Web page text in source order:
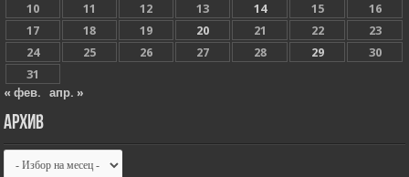
10
11 12 13 14 15
16
17
18 19 20 21 22
23
24
25 26 27 28 29
30
31
« фев.
апр. »
Архив
Архив